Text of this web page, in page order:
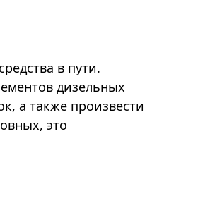
в пути.
дизельных
а также произвести
это